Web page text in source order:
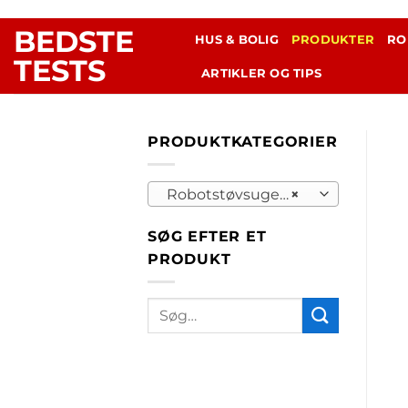
indhold
BEDSTE
TESTS
HUS & BOLIG PRODUKTER
ARTIKLER OG TIPS
PRODUKTKATEGORIER
×
Robotstøvsugere (148)
SØG EFTER ET
PRODUKT